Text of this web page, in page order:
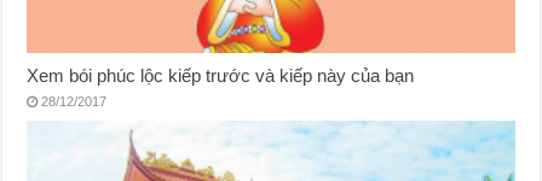
Xem bói phúc lộc kiếp trước và kiếp này của bạn
28/12/2017